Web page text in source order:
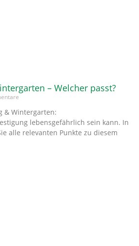
– Welcher passt?
& Wintergarten:
lebensgefährlich sein kann. In
alle relevanten Punkte zu diesem